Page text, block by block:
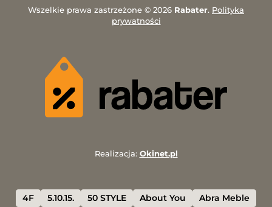
Wszelkie prawa zastrzeżone © 2026 Rabater. Polityka
prywatności
Realizacja: Okinet.pl
4F 5.10.15. 50 STYLE About You Abra Meble